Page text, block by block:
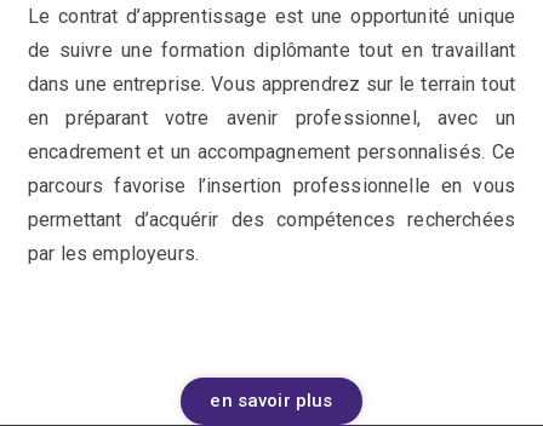
Le contrat d’apprentissage est une opportunité unique
de suivre une formation diplômante tout en travaillant
dans une entreprise. Vous apprendrez sur le terrain tout
en préparant votre avenir professionnel, avec un
encadrement et un accompagnement personnalisés. Ce
parcours favorise l’insertion professionnelle en vous
permettant d’acquérir des compétences recherchées
par les employeurs.
en savoir plus